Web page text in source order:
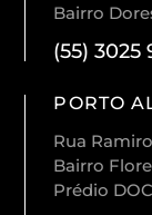
Bairro
(55) 3025
PORTO
Rua
Bairro
Prédio